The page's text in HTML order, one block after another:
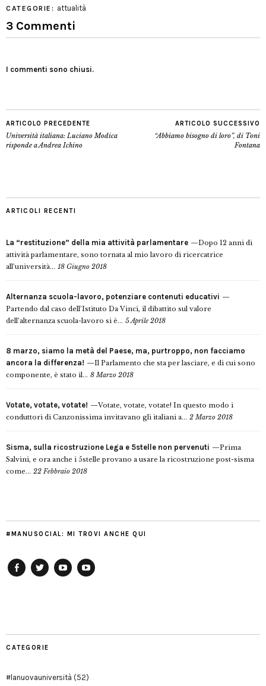
CATEGORIE: attualità
3 Commenti
I commenti sono chiusi.
ARTICOLO PRECEDENTE
Università italiana: Luciano Modica
risponde a Andrea Ichino
ARTICOLO SUCCESSIVO
“Abbiamo bisogno di loro”, di Toni
Fontana
ARTICOLI RECENTI
La “restituzione” della mia attività parlamentare
Dopo 12 anni di
attività parlamentare, sono tornata al mio lavoro di ricercatrice
all’università... 18 Giugno 2018
Alternanza scuola-lavoro, potenziare contenuti educativi
Partendo dal caso dell’Istituto Da Vinci, il dibattito sul valore
dell’alternanza scuola-lavoro si è... 5 Aprile 2018
8 marzo, siamo la metà del Paese, ma, purtroppo, non facciamo
ancora la differenza!
Il Parlamento che sta per lasciare, e di cui sono
componente, è stato il... 8 Marzo 2018
Votate, votate, votate!
Votate, votate, votate! In questo modo i
conduttori di Canzonissima invitavano gli italiani a... 2 Marzo 2018
Sisma, sulla ricostruzione Lega e 5stelle non pervenuti
Prima
Salvini, e ora anche i 5stelle provano a usare la ricostruzione post-sisma
come... 22 Febbraio 2018
#MANUSOCIAL: MI TROVI ANCHE QUI
CATEGORIE
#lanuovauniversità (52)